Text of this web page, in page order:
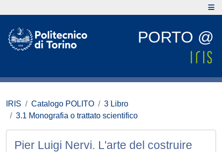
PORTO @
IRIS Catalogo POLITO
3 Libro
3.1 Monografia o trattato scientifico
Pier Luigi Nervi. L'arte del costruire